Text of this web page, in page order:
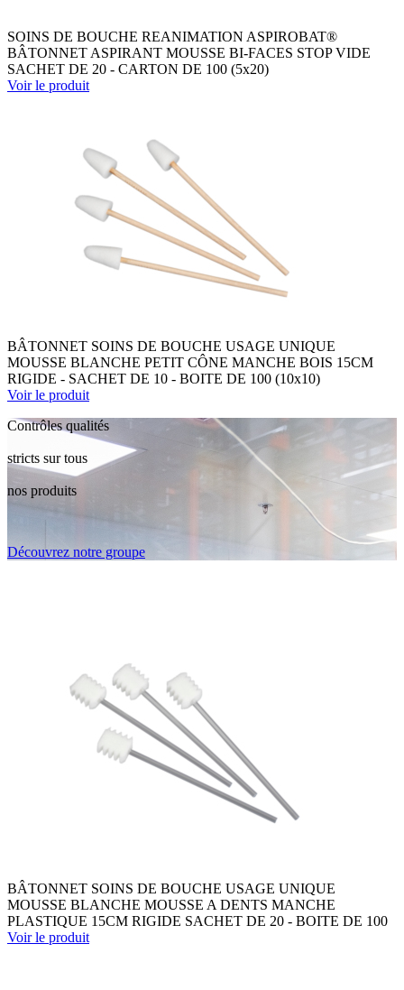
SOINS DE BOUCHE REANIMATION ASPIROBAT®
BÂTONNET ASPIRANT MOUSSE BI-FACES STOP VIDE
SACHET DE 20 - CARTON DE 100 (5x20)
Voir le produit
BÂTONNET SOINS DE BOUCHE USAGE UNIQUE
MOUSSE BLANCHE PETIT CÔNE MANCHE BOIS 15CM
RIGIDE - SACHET DE 10 - BOITE DE 100 (10x10)
Voir le produit
Contrôles qualités
stricts sur tous
nos produits
Découvrez notre groupe
BÂTONNET SOINS DE BOUCHE USAGE UNIQUE
MOUSSE BLANCHE MOUSSE A DENTS MANCHE
PLASTIQUE 15CM RIGIDE SACHET DE 20 - BOITE DE 100
Voir le produit